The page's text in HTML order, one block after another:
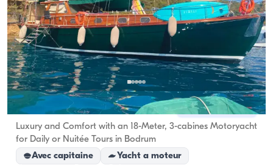
Marmaris, Muğla Nouveau bateau
Luxury and Comfort with an 18-Meter, 3-cabines Motoryacht
for Daily or Nuitée Tours in Bodrum
Avec capitaine
Yacht a moteur